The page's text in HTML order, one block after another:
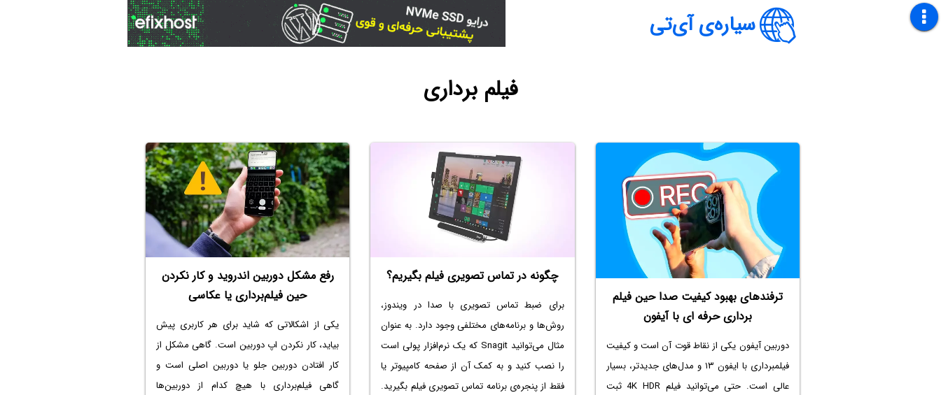
سیاره‌ی آی‌تی
فیلم برداری
ترفندهای بهبود کیفیت صدا حین فیلم
برداری حرفه ای با آیفون
دوربین آیفون یکی از نقاط قوت آن است و کیفیت
فیلمبرداری با ایفون ۱۳
و مدل‌های جدیدتر، بسیار
عالی است. حتی می‌توانید فیلم 4K HDR ثبت
چگونه در تماس تصویری فیلم بگیریم؟
برای ضبط تماس تصویری با صدا در ویندوز،
روش‌ها و برنامه‌های مختلفی وجود دارد. به عنوان
مثال می‌توانید Snagit که یک نرم‌افزار پولی است
را نصب کنید و به کمک آن از صفحه کامپیوتر یا
فقط از پنجره‌ی برنامه تماس تصویری فیلم بگیرید.
رفع مشکل دوربین اندروید و کار نکردن
حین فیلم‌برداری یا عکاسی
یکی از اشکالاتی که شاید برای هر کاربری پیش
بیاید، کار نکردن اپ دوربین است. گاهی مشکل از
کار افتادن دوربین جلو یا دوربین اصلی است و
گاهی فیلم‌برداری با هیچ کدام از دوربین‌ها